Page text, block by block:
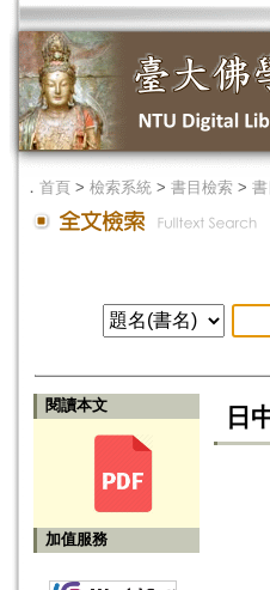
． 首頁 > 檢索系統 > 書目檢索 >
閱讀本文
加值服務
日